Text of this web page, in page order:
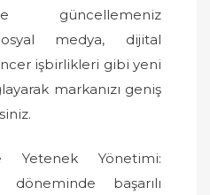
güncellemeniz
medya, dijital
işbirlikleri gibi yeni
markanızı geniş
Yönetimi:
başarılı